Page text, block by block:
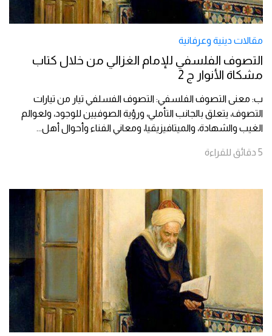
مقالات دينية وعرفانية
التصوف الفلسفي للإمام الغزالي من خلال كتاب
مشكاة الأنوار ج 2
ب: معنى التصوف الفلسفي: التصوف الفسلفي تيار من تيارات
التصوف، يتعلق بالجانب التأملي، ورؤية الصوفيين للوجود، ولعوالم
الغيب والشهادة، والميتافيزيقيا، ومعاني الفناء وأحوال أهل...
5 دقائق للقراءة